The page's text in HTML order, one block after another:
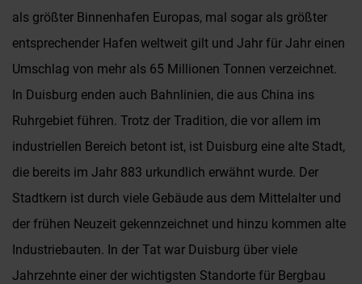
als größter Binnenhafen Europas, mal sogar als größter
entsprechender Hafen weltweit gilt und Jahr für Jahr einen
Umschlag von mehr als 65 Millionen Tonnen verzeichnet.
In Duisburg enden auch Bahnlinien, die aus China ins
Ruhrgebiet führen. Trotz der Tradition, die vor allem im
industriellen Bereich betont ist, ist Duisburg eine alte Stadt,
die bereits im Jahr 883 urkundlich erwähnt wurde. Der
Stadtkern ist durch viele Gebäude aus dem Mittelalter und
der frühen Neuzeit gekennzeichnet und hinzu kommen alte
Industriebauten. In der Tat war Duisburg über viele
Jahrzehnte einer der wichtigsten Standorte für Bergbau